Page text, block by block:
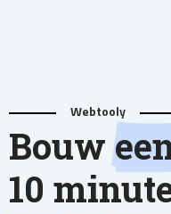
Webtooly
Bouw
10